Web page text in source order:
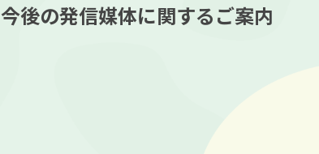
今後の発信媒体に関するご案内